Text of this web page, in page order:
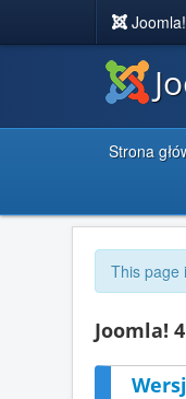
Joomla!
Strona
This page
Joomla!